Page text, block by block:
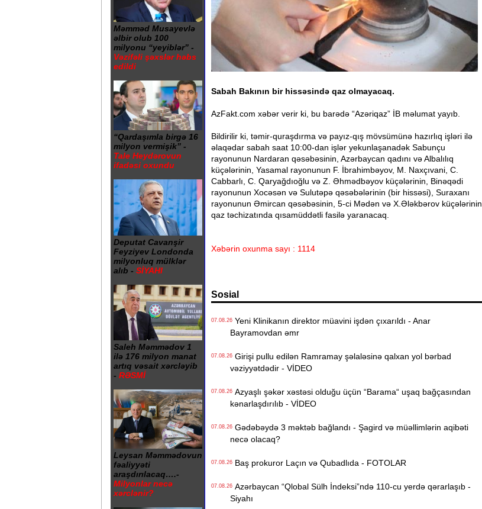
Məmməd Musayevlə
əlbir olub 100
milyonu “yeyiblər” -
Vəzifəli şəxslər həbs
edildi
“Qardaşımla birgə 16
milyon vermişik” -
Tale Heydərovun
ifadəsi oxundu
Deputat Cavanşir
Feyziyev Londonda
milyonluq mülklər
alıb - SİYAHI
Saleh Məmmədov 1
ilə 176 milyon manat
artıq vəsait xərcləyib
- RƏSMİ
Leysan Məmmədovun
fəaliyyəti
araşdırılacaq….-
Milyonlar necə
xərclənir?
Sabah Bakının bir hissəsində qaz olmayacaq.
AzFakt.com xəbər verir ki, bu barədə “Azəriqaz” İB məlumat yayıb.
Bildirilir ki, təmir-quraşdırma və payız-qış mövsümünə hazırlıq işləri ilə
əlaqədar sabah saat 10:00-dan işlər yekunlaşanadək Sabunçu
rayonunun Nardaran qəsəbəsinin, Azərbaycan qadını və Albalılıq
küçələrinin, Yasamal rayonunun F. İbrahimbəyov, M. Naxçıvani, C.
Cabbarlı, C. Qaryağdıoğlu və Z. Əhmədbəyov küçələrinin, Binəqədi
rayonunun Xocəsən və Sulutəpə qəsəbələrinin (bir hissəsi), Suraxanı
rayonunun Əmircan qəsəbəsinin, 5-ci Mədən və X.Ələkbərov küçələrinin
qaz təchizatında qısamüddətli fasilə yaranacaq.
Xəbərin oxunma sayı : 1114
Sosial
07.08.26Yeni Klinikanın direktor müavini işdən çıxarıldı - Anar
Bayramovdan əmr
07.08.26Girişi pullu edilən Ramramay şəlaləsinə qalxan yol bərbad
vəziyyətdədir - VİDEO
07.08.26Azyaşlı şəkər xəstəsi olduğu üçün “Barama“ uşaq bağçasından
kənarlaşdırılıb - VİDEO
07.08.26Gədəbəydə 3 məktəb bağlandı - Şagird və müəllimlərin aqibəti
necə olacaq?
07.08.26Baş prokuror Laçın və Qubadlıda - FOTOLAR
07.08.26Azərbaycan “Qlobal Sülh İndeksi”ndə 110-cu yerdə qərarlaşıb -
Siyahı